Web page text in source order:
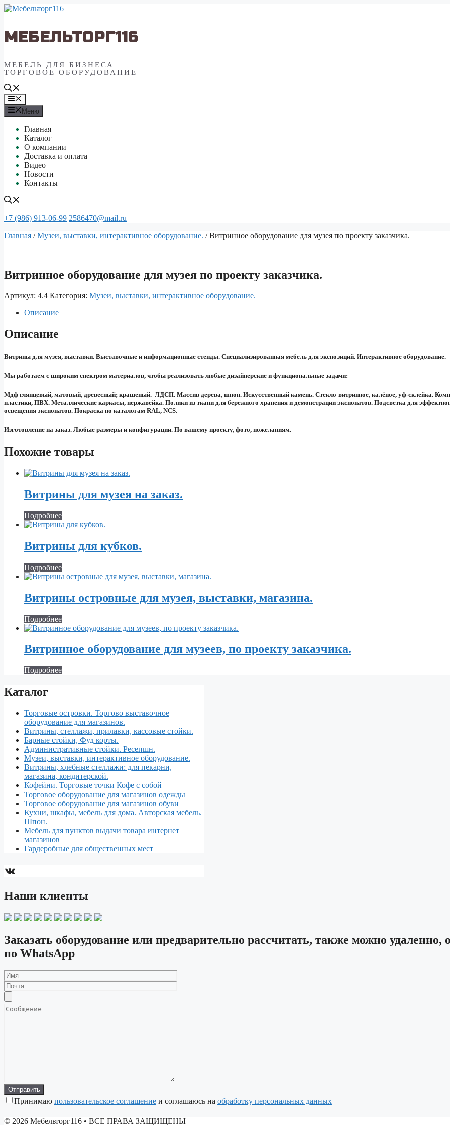
Перейти
МЕБЕЛЬТОРГ116
МЕБЕЛЬ ДЛЯ БИЗНЕСА
ТОРГОВОЕ ОБОРУДОВАНИЕ
Меню
Меню
Главная
Каталог
О компании
Доставка и оплата
Видео
Новости
Контакты
+7 (986) 913-06-99 2586470@mail.ru
Главная /Музеи, выставки, интерактивное оборудование. / Витринное оборудование для музея по проекту заказчика.
Витринное оборудование для музея по проекту заказчика.
Артикул: 4.4 Категория: Музеи, выставки, интерактивное оборудование.
Описание
Описание
Витрины для музея, выставки. Выставочные и информационные стенды. Специализированная мебель для экспозиций. Интерактивное оборудование.
Мы работаем с широким спектром материалов, чтобы реализовать любые дизайнерские и функциональные задачи:
Мдф глянцевый, матовый, древесный; крашеный. ЛДСП. Массив дерева, шпон. Искусственный камень. Стекло витринное, калёное, уф-склейка.
пластики, ПВХ. Металлические каркасы, нержавейка. Полики из ткани для бережного хранения и демонстрации экспонатов. Подсветка для
освещения экспонатов. Покраска по каталогам RAL, NCS.
Изготовление на заказ. Любые размеры и конфигурации. По вашему проекту, фото, пожеланиям.
Похожие товары
Витрины для музея на заказ.
Подробнее
Витрины для кубков.
Подробнее
Витрины островные для музея, выставки, магазина.
Подробнее
Витринное оборудование для музеев, по проекту заказчика.
Подробнее
Каталог
Торговые островки. Торгово выставочное
оборудование для магазинов.
Витрины, стеллажи, прилавки, кассовые стойки.
Барные стойки, Фуд корты.
Aдминистративные стойки. Ресепшн.
Музеи, выставки, интерактивное оборудование.
Витрины, хлебные стеллажи: для пекарни,
магазина, кондитерской.
Кофейни. Торговые точки Кофе с собой
Торговое оборудование для магазинов одежды
Торговое оборудование для магазинов обуви
Кухни, шкафы, мебель для дома. Авторская мебель.
Шпон.
Мебель для пунктов выдачи товара интернет
магазинов
Гардеробные для общественных мест
ВКонтакте
Наши клиенты
Заказать оборудование или предварительно рассчитать, также можно
по WhatsApp
Принимаю пользовательское соглашение и соглашаюсь на обработку персональных данных
© 2026 Мебельторг116 • ВСЕ ПРАВА ЗАЩИЩЕНЫ